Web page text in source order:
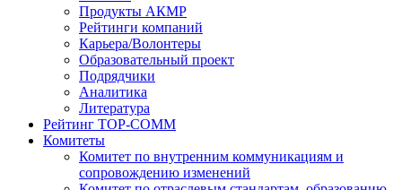
Продукты АКМР
Рейтинги компаний
Карьера/Волонтеры
Образовательный проект
Подрядчики
Аналитика
Литература
Рейтинг TOP-COMM
Комитеты
Комитет по внутренним коммуникациям и
сопровождению изменений